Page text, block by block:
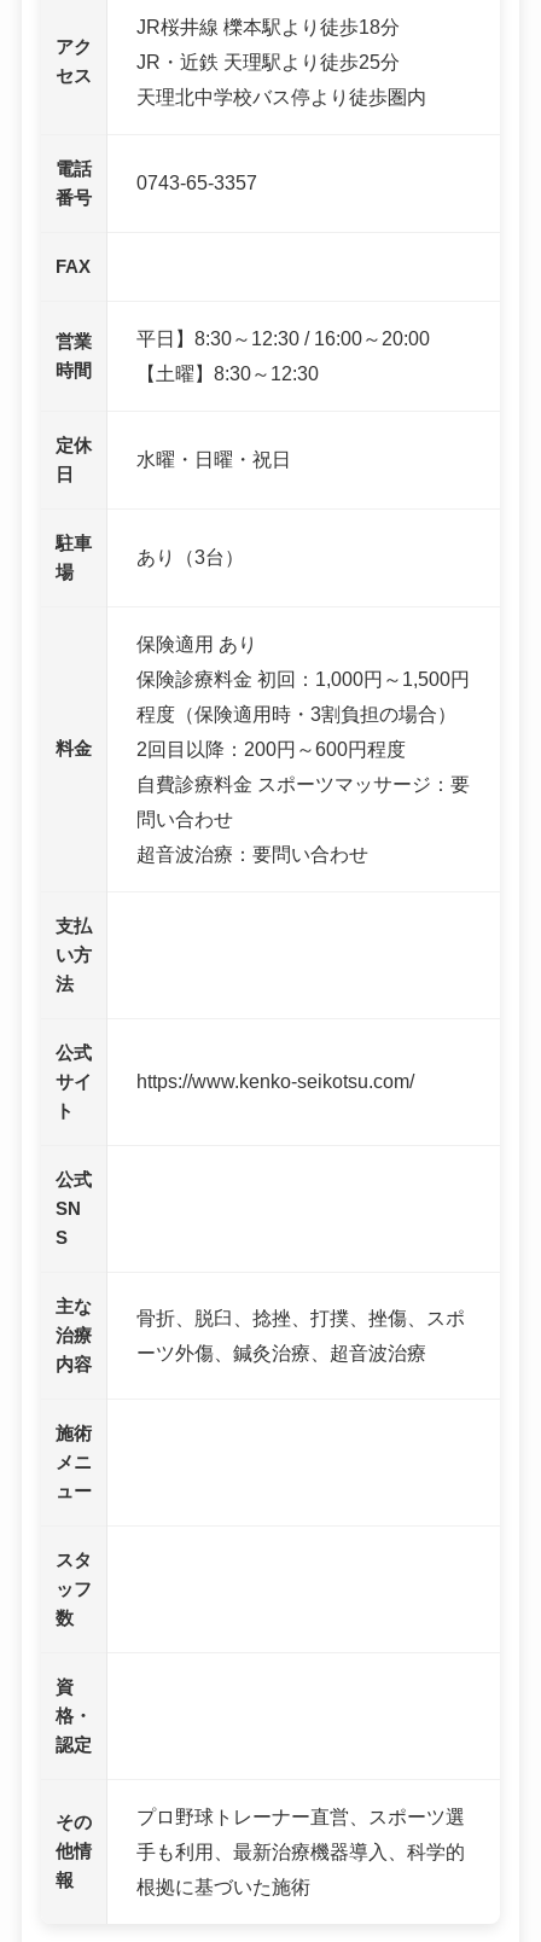
アク
セス
JR桜井線 櫟本駅より徒歩18分
JR・近鉄 天理駅より徒歩25分
天理北中学校バス停より徒歩圏内
電話
番号
0743-65-3357
FAX
営業
時間
平日】8:30～12:30 / 16:00～20:00
【土曜】8:30～12:30
定休
日
水曜・日曜・祝日
駐車
場
あり（3台）
料金
保険適用 あり
保険診療料金 初回：1,000円～1,500円
程度（保険適用時・3割負担の場合）
2回目以降：200円～600円程度
自費診療料金 スポーツマッサージ：要
問い合わせ
超音波治療：要問い合わせ
支払
い方
法
公式
サイ
ト
https://www.kenko-seikotsu.com/
公式
SN
S
主な
治療
内容
骨折、脱臼、捻挫、打撲、挫傷、スポ
ーツ外傷、鍼灸治療、超音波治療
施術
メニ
ュー
スタ
ッフ
数
資
格・
認定
その
他情
報
プロ野球トレーナー直営、スポーツ選
手も利用、最新治療機器導入、科学的
根拠に基づいた施術